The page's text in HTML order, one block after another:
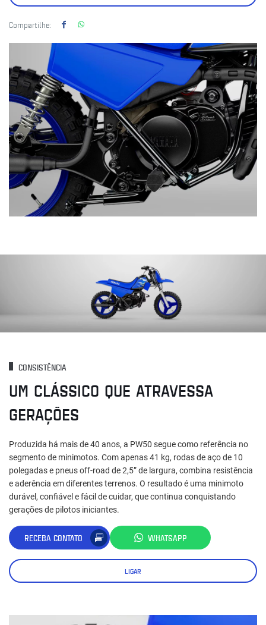
Compartilhe:
CONSISTÊNCIA
UM CLÁSSICO QUE ATRAVESSA
GERAÇÕES
Produzida há mais de 40 anos, a PW50 segue como referência no
segmento de minimotos. Com apenas 41 kg, rodas de aço de 10
polegadas e pneus off-road de 2,5” de largura, combina resistência
e aderência em diferentes terrenos. O resultado é uma minimoto
durável, confiável e fácil de cuidar, que continua conquistando
gerações de pilotos iniciantes.
RECEBA CONTATO WHATSAPP
LIGAR